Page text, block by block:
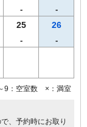
- -
25
-
26
-
9：空室数 ×：満室
、予約時にお取り